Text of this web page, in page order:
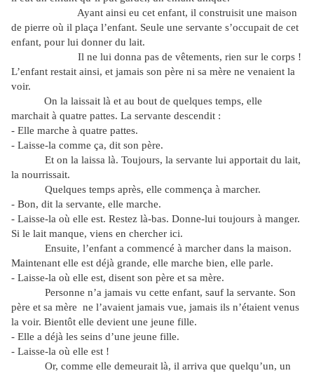
Ayant ainsi eu cet enfant, il construisit une maison
de pierre où il plaça l’enfant. Seule une servante s’occupait de cet
enfant, pour lui donner du lait.
Il ne lui donna pas de vêtements, rien sur le corps !
L’enfant restait ainsi, et jamais son père ni sa mère ne venaient la
voir.
On la laissait là et au bout de quelques temps, elle
marchait à quatre pattes. La servante descendit :
- Elle marche à quatre pattes.
- Laisse-la comme ça, dit son père.
Et on la laissa là. Toujours, la servante lui apportait du lait,
la nourrissait.
Quelques temps après, elle commença à marcher.
- Bon, dit la servante, elle marche.
- Laisse-la où elle est. Restez là-bas. Donne-lui toujours à manger.
Si le lait manque, viens en chercher ici.
Ensuite, l’enfant a commencé à marcher dans la maison.
Maintenant elle est déjà grande, elle marche bien, elle parle.
- Laisse-la où elle est, disent son père et sa mère.
Personne n’a jamais vu cette enfant, sauf la servante. Son
père et sa mère ne l’avaient jamais vue, jamais ils n’étaient venus
la voir. Bientôt elle devient une jeune fille.
- Elle a déjà les seins d’une jeune fille.
- Laisse-la où elle est !
Or, comme elle demeurait là, il arriva que quelqu’un, un